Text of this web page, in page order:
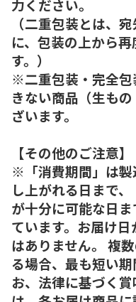
力ください。
（二重包装とは、
に、包装の上から
す。）
※二重包装・完全包
きない商品（生も
ざいます。
【その他のご注意】
※「消費期間」は製
し上がれる日まで
が十分に可能な日
ています。お届け
はありません。 複
る場合、最も短い
お、法律に基づく